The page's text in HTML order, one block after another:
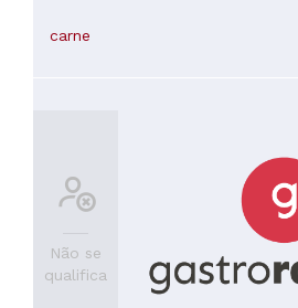
carne
Não se
qualifica